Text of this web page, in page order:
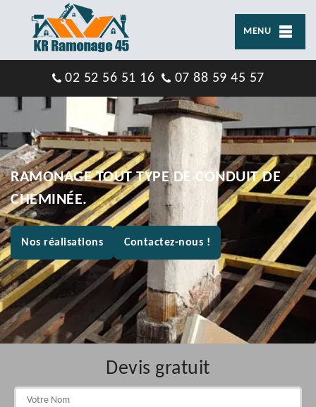
MENU
02 52 56 51 16 07 88 59 45 57
RAMONAGE TOUT TYPE DE CONDUIT DE
CHEMINÉE.
Nos réalisations Contactez-nous !
Devis gratuit